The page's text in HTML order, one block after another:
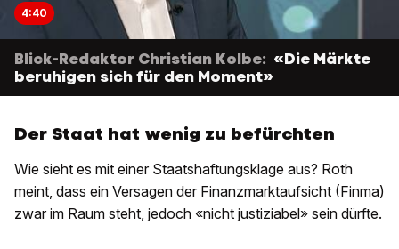
4:40
Blick-Redaktor Christian Kolbe: «Die Märkte
beruhigen sich für den Moment»
Der Staat hat wenig zu befürchten
Wie sieht es mit einer Staatshaftungsklage aus? Roth
meint, dass ein Versagen der Finanzmarktaufsicht (Finma)
zwar im Raum steht, jedoch «nicht justiziabel» sein dürfte.